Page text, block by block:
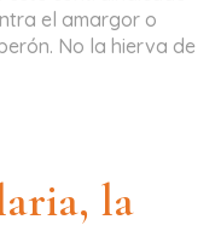
el amargor o
No la hierva de
la